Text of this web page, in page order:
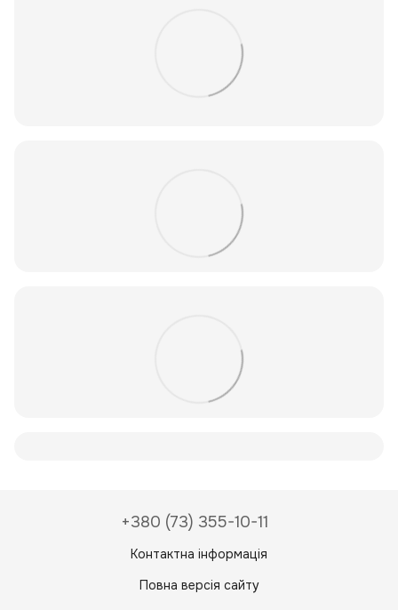
+380 (73) 355-10-11
Контактна інформація
Повна версія сайту